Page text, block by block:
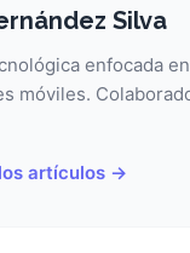
Silva
enfocada
móviles.
artículos →